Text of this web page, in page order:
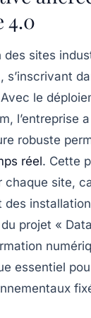
4.0
des sites
s’inscrivant
le
, l’entreprise
robuste
réel. Cette
chaque site,
des
projet «
essentiel